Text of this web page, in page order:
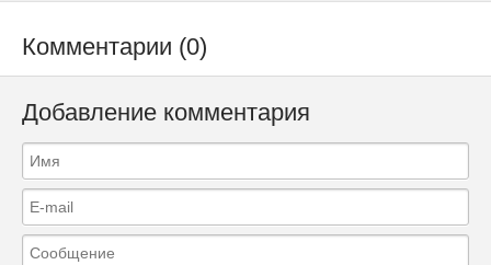
Комментарии (0)
Добавление комментария